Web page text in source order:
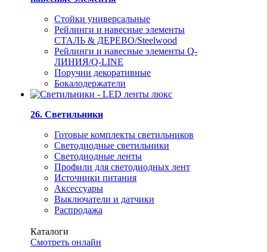
Стойки универсальные
Рейлинги и навесные элементы
СТАЛЬ & ДЕРЕВО/Steelwood
Рейлинги и навесные элементы Q-
ЛИНИЯ/Q-LINE
Поручни декоративные
Бокалодержатели
26. Светильники
Готовые комплекты светильников
Светодиодные светильники
Светодиодные ленты
Профили для светодиодных лент
Источники питания
Аксессуары
Выключатели и датчики
Распродажа
Каталоги
Смотреть онлайн